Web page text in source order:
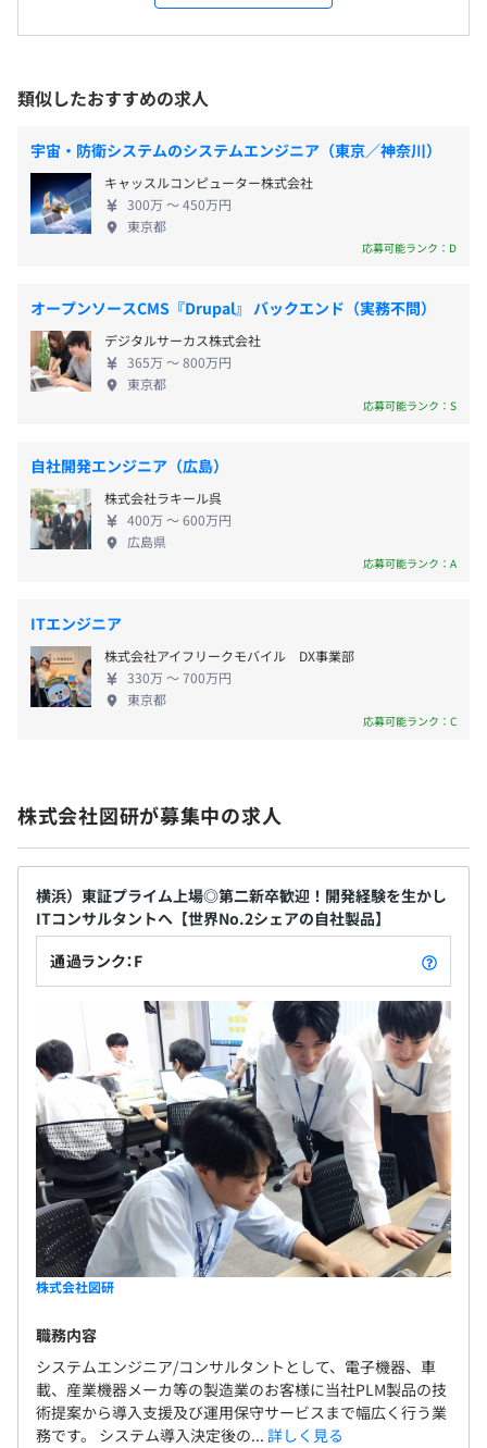
・夏季休暇（9連休）
・慶弔休暇
・出産・育児休暇
・介護休暇
・特別休暇
・通勤手当：全額支給（マイカー通勤可）※普通運賃に限
る
・家族手当：子ども扶養1.1万円、他1人当り4千円 ※支給
賞与：年2回（6月・12月）※過去実績5カ月
昇給：年1回（4月）
無期雇用
3カ月
アとして世界中のモノづくり企業に採用され続けて
いるとても希少な企業です。 【事業領域について】
製品の高度な機能は、半導体などの電子部品を搭載
したプリント基板（PCB）の電子回路により実現さ
れています。その電気／電子システムの設計製造を自
動化・最適化するためのソフトウェアを提供してい
ます。最新の電子機器設計プラットフォームである
『CR-8000』シリーズでは、3D技術を活用した設
計・検証環境を実現することで、最先端のエレクト
に対応しています。 ◆電気制御・ケーブル設計 業機
器や電子機器の内部には、各部を電気的に接続して
制御するケーブルやハーネスが複雑に張り巡らされ
ています。手戻りになりがちであったこうした配線作
業を、E3.seriesでは図面や部品表の自動生成などに
用した機器内のケーブル配策検討や工場・プラント
向け配線工事に特化したアプリケーション開発によ
りソリューションの適用範囲を拡大しています。 ◆
エンジニアリングデータマネジメント（EDM） 電子
随を許さない完成度でエレクトロニクス製品開発に
最適化された製品データマネジメントシステム
（PDM／PLM）製品を提供しています。開発のグロ
ーバル分業や法規制対応、効率的なバリエーション
ワイヤハーネス設計 最先端のエレクトロニクスシス
テムを多数搭載し、高度化・複雑化する自動車開
発。その開発の中核となるE／Eシステム設計環境を
提供しています。CASEやグローバル環境での設計製
造エコシステム構築など、変化の著しい製品開発の
ニーズや課題に対応するため、構想設計フェーズで
のE/Eアーキテクチャ検討や、設計意図を反映した後
工程での図面の自動生成などの機能も強化し、進化
するクルマづくりを支援する次世代の設計環境を実
現します。 ◆モデルベース・システムズエンジニア
リング あらゆる製品が「つながる」ことによって画
期的な機能を提供するようになり、モノづくりは、
複雑かつ高度なシステム相互の連携を前提とした機
能開発が求められています。図研では、この複合シス
テムズの開発において、製品の構想段階でシステム
全体を俯瞰して最適解を導き出すことができるMBSE
導入を提案しています。MBSEのモデリングツール
GENESYSの導入・トレーニングのほか、MBSEのメ
リットを電気設計のプロセスに適用する図研ならで
品開発を成功に導くユニークなツールとサービスを
提供しています。
類似したおすすめの求人
宇宙・防衛システムのシステムエンジニア（東京／神奈川）
キャッスルコンピューター株式会社
300万 〜 450万円
東京都
応募可能ランク：D
オープンソースCMS『Drupal』 バックエンド（実務不問）
デジタルサーカス株式会社
365万 〜 800万円
東京都
応募可能ランク：S
自社開発エンジニア（広島）
株式会社ラキール呉
400万 〜 600万円
広島県
応募可能ランク：A
ITエンジニア
株式会社アイフリークモバイル DX事業部
330万 〜 700万円
東京都
応募可能ランク：C
株式会社図研が募集中の求人
横浜）東証プライム上場◎第二新卒歓迎！開発経験を生かし
ITコンサルタントへ【世界No.2シェアの自社製品】
通過ランク：F
株式会社図研
職務内容
システムエンジニア/コンサルタントとして、電子機器、車
載、産業機器メーカ等の製造業のお客様に当社PLM製品の技
術提案から導入支援及び運用保守サービスまで幅広く行う業
務です。 システム導入決定後の... 詳しく見る